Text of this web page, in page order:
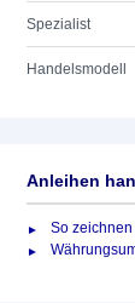
Spezialist
Handelsmodell
Anleihen
So